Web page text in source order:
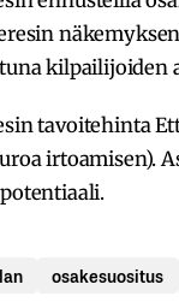
kilpailijoiden
tavoitehinta
irtoamisen).
osakesuositus